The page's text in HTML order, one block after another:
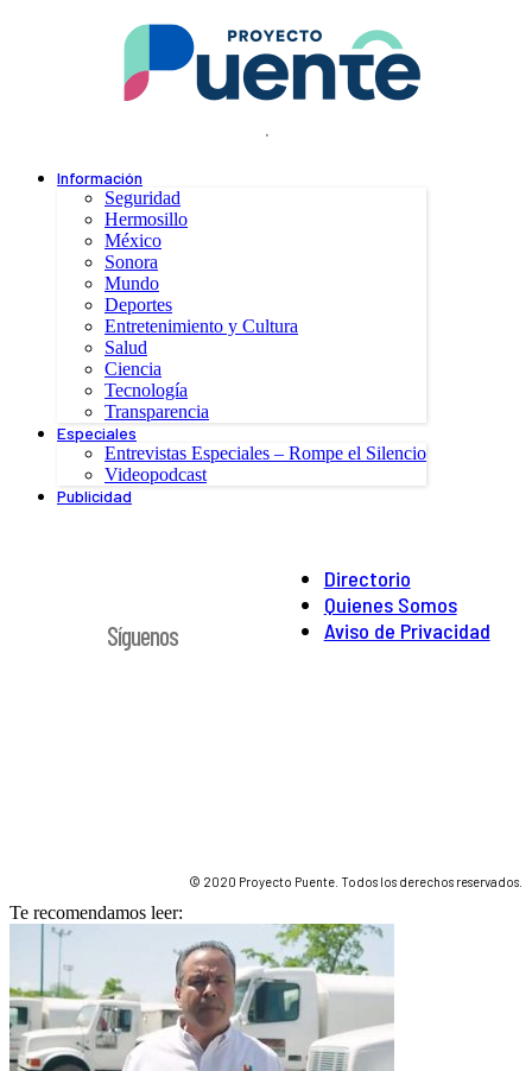
.
Información
Seguridad
Hermosillo
México
Sonora
Mundo
Deportes
Entretenimiento y Cultura
Salud
Ciencia
Tecnología
Transparencia
Especiales
Entrevistas Especiales – Rompe el Silencio
Videopodcast
Publicidad
Directorio
Quienes Somos
Aviso de Privacidad
Síguenos
© 2020 Proyecto Puente. Todos los derechos reservados.
Te recomendamos leer: